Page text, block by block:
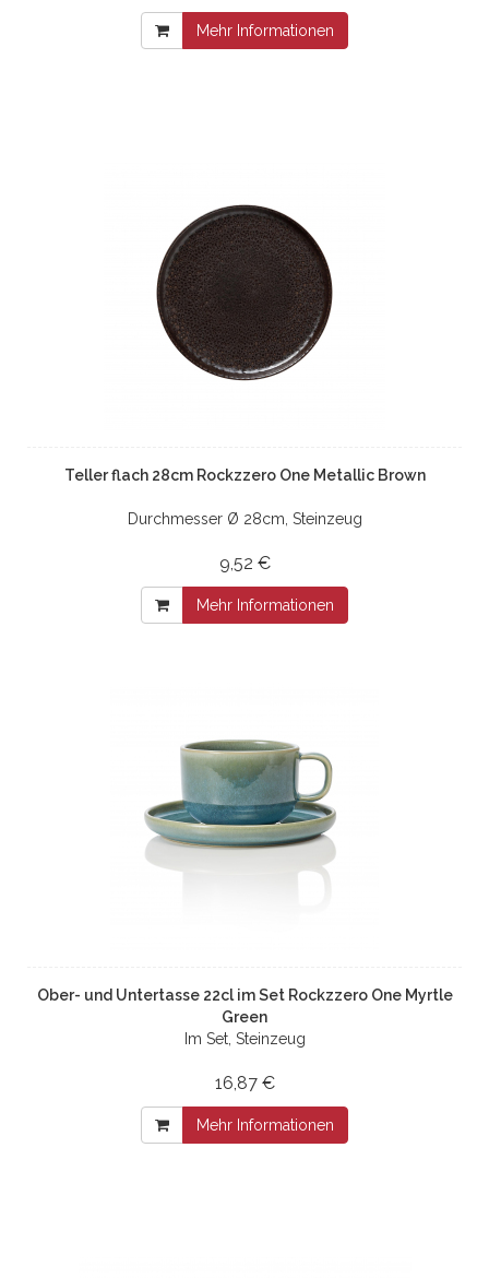
Mehr Informationen
Teller flach 28cm Rockzzero One Metallic Brown
Durchmesser Ø 28cm, Steinzeug
9,52 €
Mehr Informationen
Ober- und Untertasse 22cl im Set Rockzzero One Myrtle
Green
Im Set, Steinzeug
16,87 €
Mehr Informationen